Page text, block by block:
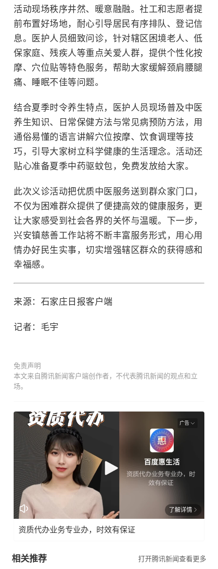
活动现场秩序井然、暖意融融。社工和志愿者提
前布置好场地，耐心引导居民有序排队、登记信
息。医护人员细致问诊，针对辖区困境老人、低
保家庭、残疾人等重点关爱人群，提供个性化按
摩、穴位贴等特色服务，帮助大家缓解颈肩腰腿
痛、睡眠不佳等问题。
结合夏季时令养生特点，医护人员现场普及中医
养生知识、日常保健方法与常见病预防方法，用
通俗易懂的语言讲解穴位按摩、饮食调理等技
巧，引导大家树立科学健康的生活理念。活动还
贴心准备夏季中药驱蚊包，免费发放给大家。
此次义诊活动把优质中医服务送到群众家门口，
不仅为困难群众提供了便捷高效的健康服务，更
让大家感受到社会各界的关怀与温暖。下一步，
兴安镇慈善工作站将不断丰富服务形式，用心用
情办好民生实事，切实增强辖区群众的获得感和
幸福感。
来源：石家庄日报客户端
记者：毛宇
免责声明
本文来自腾讯新闻客户端创作者，不代表腾讯新闻的观点和立
场。
广告
了解详情
资质代办业务专业办，时效有保证
相关推荐 打开腾讯新闻查看更多